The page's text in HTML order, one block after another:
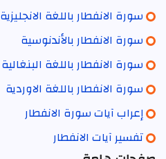
سورة الانفطار باللغة الانجليزية
سورة الانفطار بالأندنوسية
سورة الانفطار باللغة البنغالية
سورة الانفطار باللغة الاوردية
إعراب آيات سورة الانفطار
تفسير آيات الانفطار